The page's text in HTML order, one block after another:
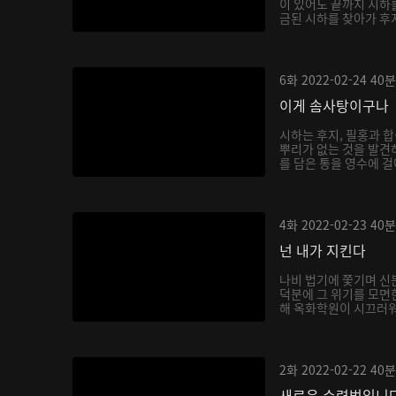
이 있어도 끝까지 시
금된 시하를 찾아가
6화 2022-02-24 40분
이게 솜사탕이구나
시하는 후지, 필홍과
뿌리가 없는 것을 발
를 담은 통을 영수에
4화 2022-02-23 40분
넌 내가 지킨다
나비 법기에 쫓기며
덕분에 그 위기를 모
해 옥화학원이 시끄러
2화 2022-02-22 40분